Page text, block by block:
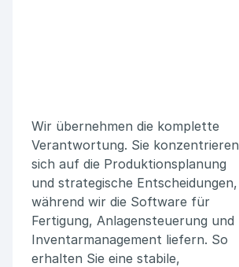
Wir übernehmen die komplette
Verantwortung. Sie konzentrieren
sich auf die Produktionsplanung
und strategische Entscheidungen,
während wir die Software für
Fertigung, Anlagensteuerung und
Inventarmanagement liefern. So
erhalten Sie eine stabile,